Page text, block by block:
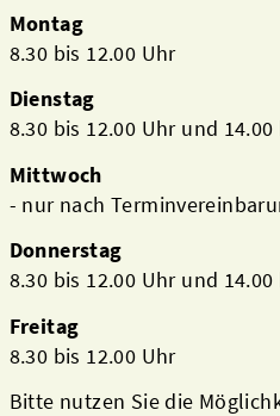
Montag
8.30 bis 12.00 Uhr
Dienstag
8.30 bis 12.00 Uhr und
Mittwoch
- nur nach
Donnerstag
8.30 bis 12.00 Uhr und
Freitag
8.30 bis 12.00 Uhr
Bitte nutzen Sie die